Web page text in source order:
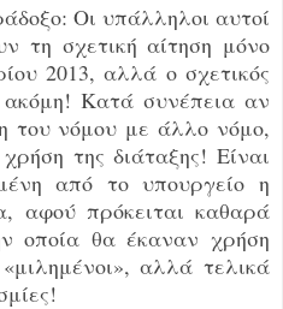
Οι υπάλληλοι αυτοί
τη σχετική αίτηση μόνο
2013, αλλά ο σχετικός
Κατά συνέπεια αν
του νόμου με άλλο νόμο,
της διάταξης! Είναι
από το υπουργείο η
αφού πρόκειται καθαρά
οποία θα έκαναν χρήση
αλλά τελικά